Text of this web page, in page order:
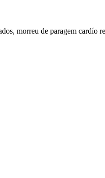
morreu de paragem cardío